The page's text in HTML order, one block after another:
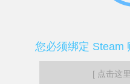
您必须绑定 Steam
[ 点击这